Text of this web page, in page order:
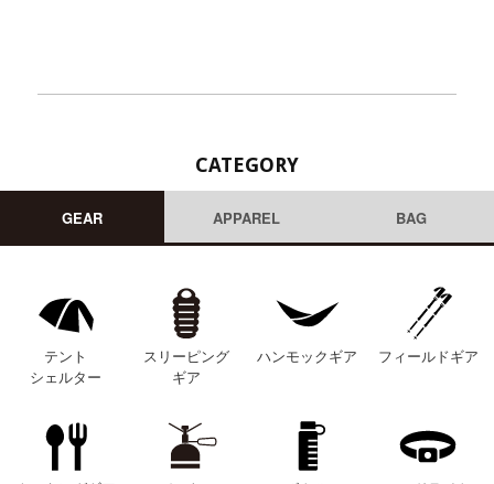
CATEGORY
GEAR APPAREL BAG
テント
シェルター
スリーピング
ギア
ハンモックギア フィールドギア